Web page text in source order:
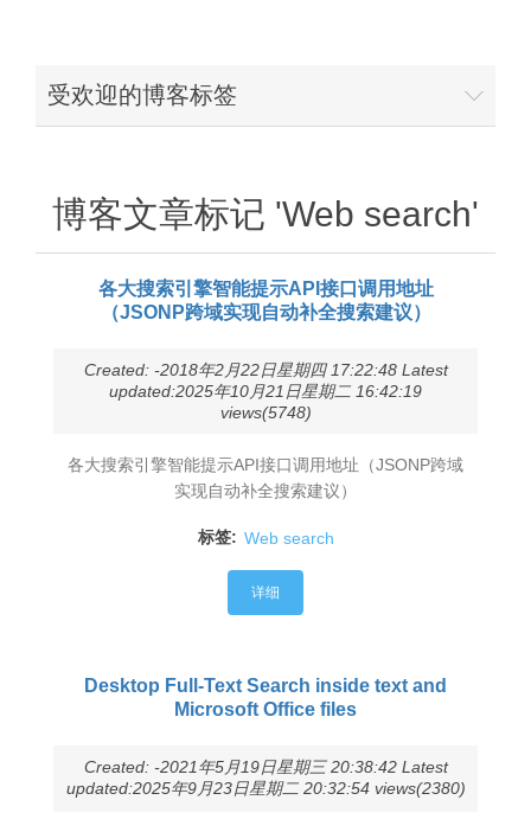
受欢迎的博客标签
博客文章标记 'Web search'
各大搜索引擎智能提示API接口调用地址
（JSONP跨域实现自动补全搜索建议）
Created: -2018年2月22日星期四 17:22:48 Latest
updated:2025年10月21日星期二 16:42:19
views(5748)
各大搜索引擎智能提示API接口调用地址（JSONP跨域
实现自动补全搜索建议）
标签: Web search
详细
Desktop Full-Text Search inside text and
Microsoft Office files
Created: -2021年5月19日星期三 20:38:42 Latest
updated:2025年9月23日星期二 20:32:54 views(2380)